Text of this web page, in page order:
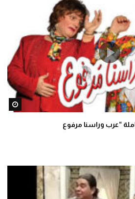
“عرب وراسنا مرفوع